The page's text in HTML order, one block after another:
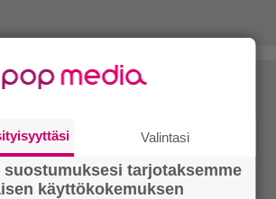
Valintasi
suostumuksesi tarjotaksemme
käyttökokemuksen